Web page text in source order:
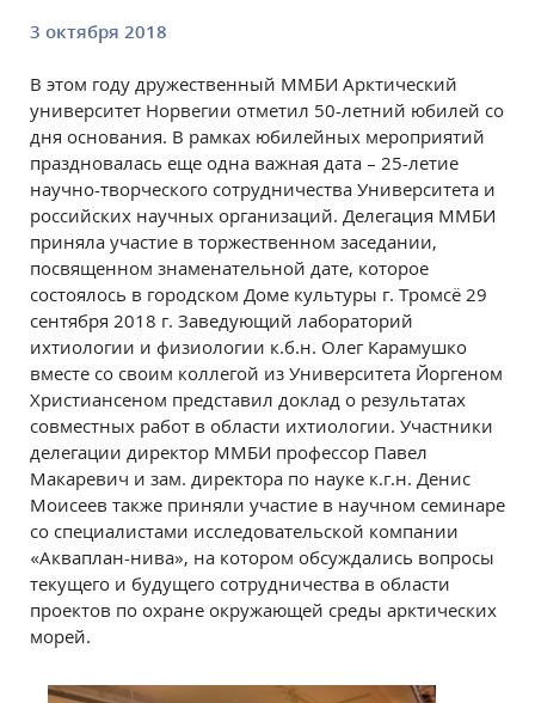
3 октября 2018
В этом году дружественный ММБИ Арктический
университет Норвегии отметил 50-летний юбилей со
дня основания. В рамках юбилейных мероприятий
праздновалась еще одна важная дата – 25-летие
научно-творческого сотрудничества Университета и
российских научных организаций. Делегация ММБИ
приняла участие в торжественном заседании,
посвященном знаменательной дате, которое
состоялось в городском Доме культуры г. Тромсё 29
сентября 2018 г. Заведующий лабораторий
ихтиологии и физиологии к.б.н. Олег Карамушко
вместе со своим коллегой из Университета Йоргеном
Христиансеном представил доклад о результатах
совместных работ в области ихтиологии. Участники
делегации директор ММБИ профессор Павел
Макаревич и зам. директора по науке к.г.н. Денис
Моисеев также приняли участие в научном семинаре
со специалистами исследовательской компании
«Акваплан-нива», на котором обсуждались вопросы
текущего и будущего сотрудничества в области
проектов по охране окружающей среды арктических
морей.